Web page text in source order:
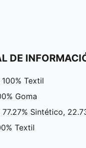
DE
Textil
Goma
Sintético,
Textil